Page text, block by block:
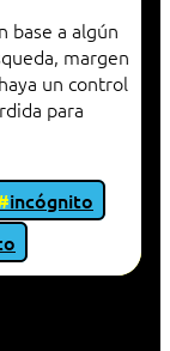
base a algún
margen
un control
para
incógnito